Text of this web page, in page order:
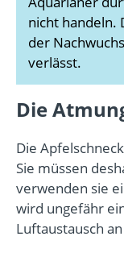
nicht handeln.
der
verlässt.
Die
Die
Sie müssen
verwenden sie
wird ungefähr
Luftaustausch